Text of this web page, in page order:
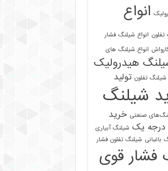
انواع
تفلون انواع شیلنگ فشار
انواع شیلنگ های
هیدرولیک
شیلنگ تفلون تولید
شیلنگ
صنعتی خرید
درجه یک شیلنگ آبیاری
باغبانی شیلنگ تفلون فشار
فشار قوی